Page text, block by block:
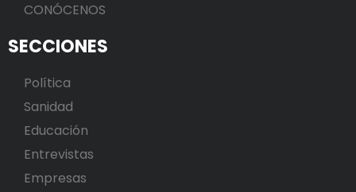
CONÓCENOS
SECCIONES
Política
Sanidad
Educación
Entrevistas
Empresas